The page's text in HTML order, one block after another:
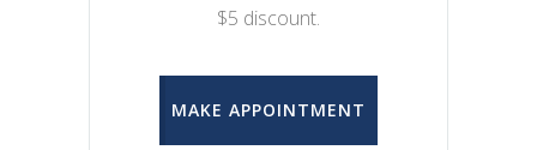
$5 discount.
MAKE APPOINTMENT